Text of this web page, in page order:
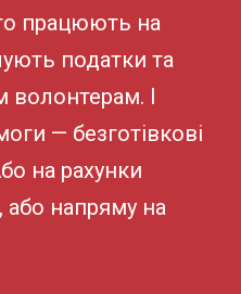
працюють на
податки та
І
— безготівкові
на рахунки
або напряму на